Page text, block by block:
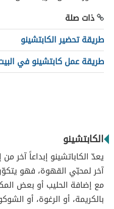
ذات صلة
طريقة تحضير الكابتشينو
طريقة عمل كابتشينو في
الكابتشينو
يعدّ الكاباتشينو إبداعاً آخر
آخر لمحبّي القهوة، فهو
مع إضافة الحليب أو بعض
بالكريمة، أو الرغوة، أو